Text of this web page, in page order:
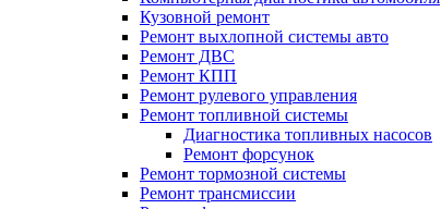
Кузовной ремонт
Ремонт выхлопной системы авто
Ремонт ДВС
Ремонт КПП
Ремонт рулевого управления
Ремонт топливной системы
Диагностика топливных насосов
Ремонт форсунок
Ремонт тормозной системы
Ремонт трансмиссии